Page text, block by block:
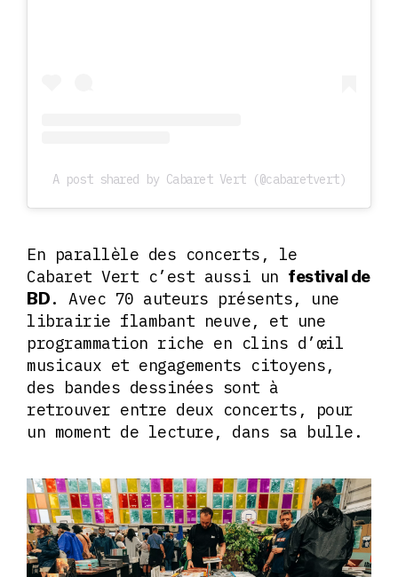
A post shared by Cabaret Vert (@cabaretvert)
En parallèle des concerts, le
Cabaret Vert c’est aussi un festival de
BD. Avec 70 auteurs présents, une
librairie flambant neuve, et une
programmation riche en clins d’œil
musicaux et engagements citoyens,
des bandes dessinées sont à
retrouver entre deux concerts, pour
un moment de lecture, dans sa bulle.